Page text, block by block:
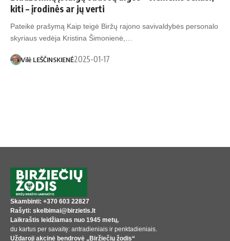
kiti – įrodinės ar jų verti
Pateikė prašymą Kaip teigė Biržų rajono savivaldybės personalo
skyriaus vedėja Kristina Šimonienė,…
Vilė LEŠČINSKIENĖ2025-01-17
Skambinti: +370 603 22827
Rašyti: skelbimai@birzietis.lt
Laikraštis leidžiamas nuo 1945 metų,
du kartus per savaitę: antradieniais ir penktadieniais.
Uždaroji akcinė bendrovė „Biržiečių žodis“